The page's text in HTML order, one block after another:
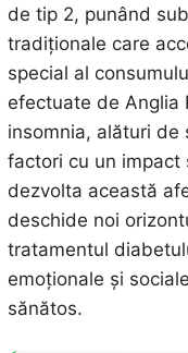
de tip 2, punând
tradiționale care
special al
efectuate de Anglia
insomnia, alături de
factori cu un impact
dezvolta această
deschide noi
tratamentul
emoționale și
sănătos.